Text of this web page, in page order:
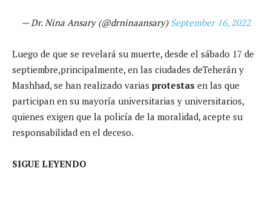
— Dr. Nina Ansary (@drninaansary) September 16, 2022
Luego de que se revelará su muerte, desde el sábado 17 de
septiembre,principalmente, en las ciudades deTeherán y
Mashhad, se han realizado varias protestas en las que
participan en su mayoría universitarias y universitarios,
quienes exigen que la policía de la moralidad, acepte su
responsabilidad en el deceso.
SIGUE LEYENDO